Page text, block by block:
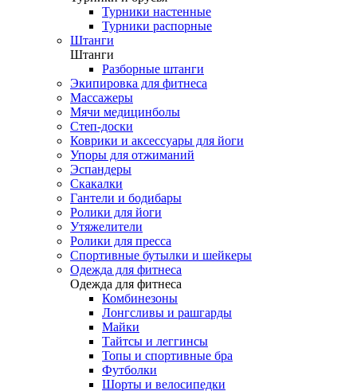
Турники настенные
Турники распорные
Штанги
Штанги
Разборные штанги
Экипировка для фитнеса
Массажеры
Мячи медицинболы
Степ-доски
Коврики и аксессуары для йоги
Упоры для отжиманий
Эспандеры
Скакалки
Гантели и бодибары
Ролики для йоги
Утяжелители
Ролики для пресса
Спортивные бутылки и шейкеры
Одежда для фитнеса
Одежда для фитнеса
Комбинезоны
Лонгсливы и рашгарды
Майки
Тайтсы и леггинсы
Топы и спортивные бра
Футболки
Шорты и велосипедки